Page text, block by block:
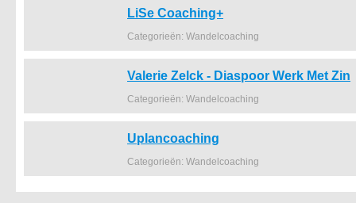
LiSe Coaching+
Categorieën: Wandelcoaching
Valerie Zelck - Diaspoor Werk Met Zin
Categorieën: Wandelcoaching
Uplancoaching
Categorieën: Wandelcoaching